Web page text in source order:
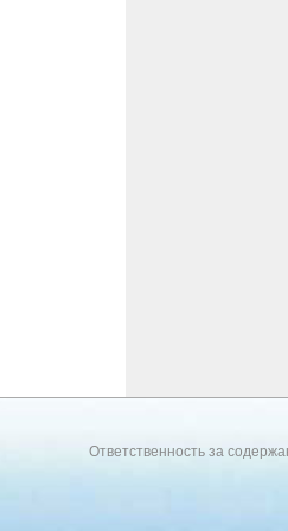
Ответственность за